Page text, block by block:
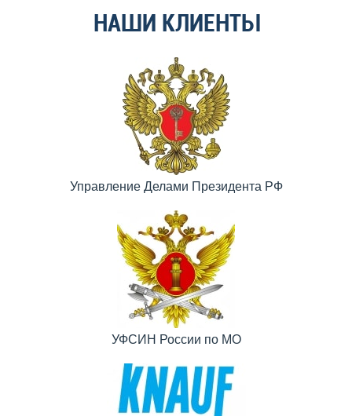
НАШИ КЛИЕНТЫ
Управление Делами Президента РФ
УФСИН России по МО